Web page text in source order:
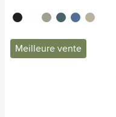
noir blancgris bleu océan
bleu beige
Meilleure vente